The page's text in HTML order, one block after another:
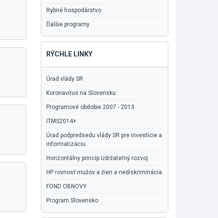
Rybné hospodárstvo
Ďalšie programy
RÝCHLE LINKY
Úrad vlády SR
Koronavírus na Slovensku
Programové obdobie 2007 - 2013
ITMS2014+
Úrad podpredsedu vlády SR pre investície a
informatizáciu
Horizontálny princíp Udržateľný rozvoj
HP rovnosť mužov a žien a nediskriminácia
FOND OBNOVY
Program Slovensko